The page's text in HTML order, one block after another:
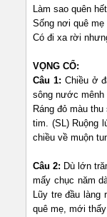
Làm sao quên
Sống nơi quê
Có đi xa rời
VỌNG CỔ:
Câu 1: Chiều ở
sông nước mênh
Ráng đỏ màu
tim. (SL) Ruộng
chiều về muộn
Câu 2: Dù lớn
mấy chục năm
Lũy tre đầu
quê mẹ, mới